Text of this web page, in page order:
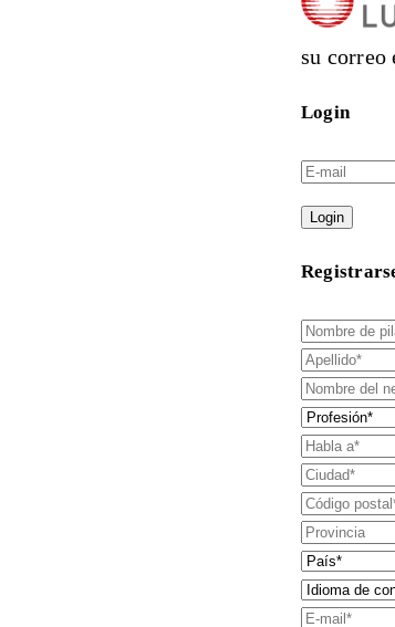
su correo
Login
Login